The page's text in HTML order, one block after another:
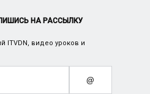
НА РАССЫЛКУ
ITVDN, видео уроков и
@